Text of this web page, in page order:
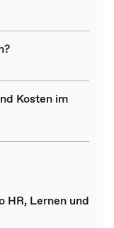
Kosten im
HR, Lernen und